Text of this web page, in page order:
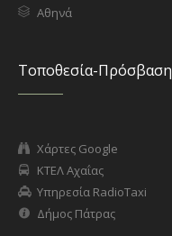
Αθηνά
Τοποθεσία-Πρόσβαση
Χάρτες Google
ΚΤΕΛ Αχαΐας
Υπηρεσία RadioTaxi
Δήμος Πάτρας